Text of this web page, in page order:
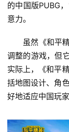
的中国版PUBG
意力。
虽然《和平
调整的游戏，但
实际上，《和平
括地图设计、角
好地适应中国玩家